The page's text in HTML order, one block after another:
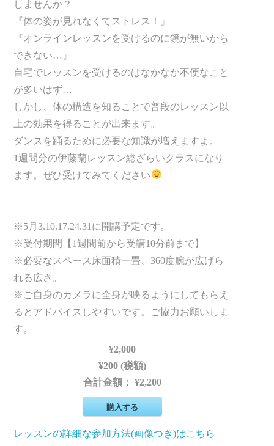
しませんか？
『体の姿が見れなくてストレス！』
『オンラインレッスンを受けるのに鏡が無いから
できない…』
自宅でレッスンを受けるのはなかなか不便なこと
が多いはず…
しかし、体の構造を知ることで普段のレッスン以
上の効果を得ることが出来ます。
ダンスを踊るために必要な知識が増えますよ。
1週間分の伊藤蘭レッスン総ざらいクラスになり
ます。ぜひ受けてみてください
※5月3.10.17.24.31に開講予定です。
※受付期間【1週間前から受講10分前まで】
※必要なスペース床面積一畳、360度腕が広げら
れる広さ。
※ご自身のカメラに全身が映るようにしてもらえ
るとアドバイスしやすいです。ご協力お願いしま
す。
¥2,000
¥200 (税額)
合計金額：¥2,200
購入する
レッスンの詳細な参加方法(画像つき)はこちら